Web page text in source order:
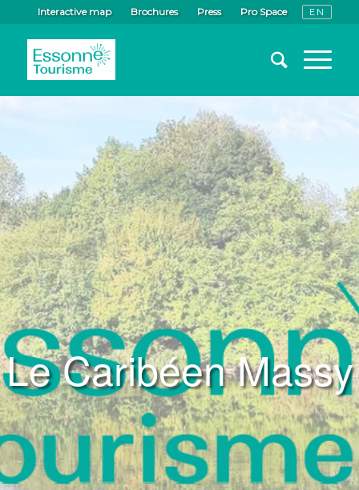
Interactive map Brochures Press Pro Space
Le Caribéen Massy